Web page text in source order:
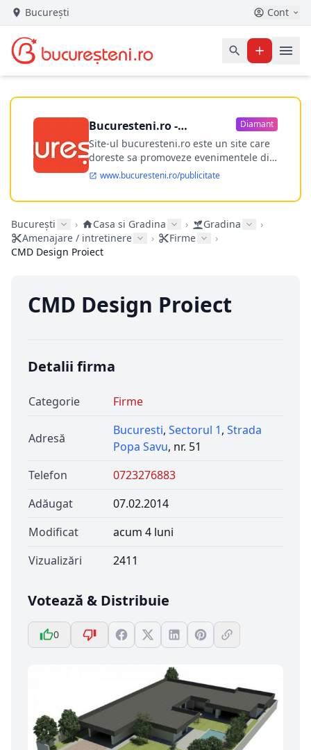
București Cont
Bucuresteni.ro -
publicitate online
Diamant
Site-ul bucuresteni.ro este un site care
doreste sa promoveze evenimentele din
Bucuresti si nu numai, sa puna la
dispozitia utilizatorului cea mai
performanta harta electronica a
ofere posibilitatea firmel...
www.bucuresteni.ro/publicitate
București › Casa si Gradina › Gradina
›
Amenajare / intretinere
› Firme
›
CMD Design Proiect
CMD Design Proiect
Detalii firma
Categorie Firme
Adresă
Bucuresti, Sectorul 1, Strada
Popa Savu, nr. 51
Telefon
0723276883
Adăugat
07.02.2014
Modificat
acum 4 luni
Vizualizări
2411
Votează & Distribuie
0